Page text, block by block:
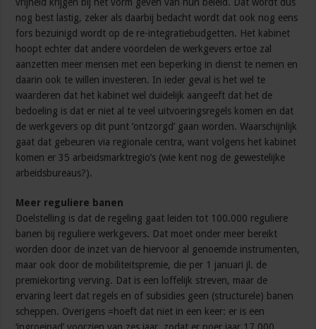
nog best lastig, zeker als daarbij bedacht wordt dat ook nog eens
fors bezuinigd wordt op de re-integratiebudgetten. Het kabinet
hoopt echter dat andere voordelen de werkgevers ertoe zal
aanzetten meer mensen met een beperking in dienst te nemen en
daarin ook te willen investeren. In ieder geval is het wel te
waarderen dat het kabinet wel duidelijk aangeeft dat het de
bedoeling is dat er niet al te veel uitvoeringsregels komen en dat
de werkgevers op dit punt ‘ontzorgd’ gaan worden. Waarschijnlijk
gaat dat gebeuren via regionale centra, want volgens het kabinet
komen er 35 arbeidsmarktregio’s (wie kent nog de gewestelijke
arbeidsbureaus?).
Meer reguliere banen
Doelstelling is dat de regeling gaat leiden tot 100.000 reguliere
banen bij reguliere werkgevers. Dat moet onder meer bereikt
worden door de inzet van de hiervoor al genoemde instrumenten,
maar ook door de mobiliteitspremie, die per 1 januari jl. de
premiekorting verving. Dat is een loffelijk streven, maar de
ervaring leert dat regels en of subsidies geen (structurele) banen
scheppen. Overigens =hoeft dat niet in een keer: er is een
‘ingroeipad’ voorzien van zes jaar, zodat er poer jaar 17.000